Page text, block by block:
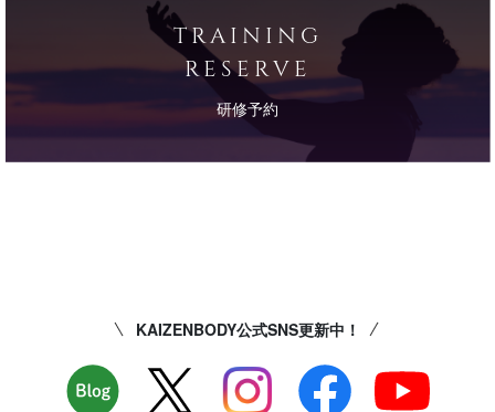
TRAINING
RESERVE
研修予約
KAIZENBODY公式SNS更新中！